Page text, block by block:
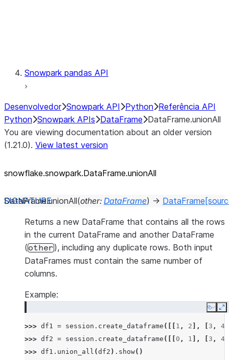
Snowpark pandas API
Desenvolvedor Snowpark API Python Referência API
Python Snowpark APIs DataFrame DataFrame.unionAll
You are viewing documentation about an older version
(1.21.0). View latest version
snowflake.snowpark.DataFrame.unionAll
DataFrame.unionAll(other: DataFrame) → DataFrame
Returns a new DataFrame that contains all the rows
in the current DataFrame and another DataFrame
(other), including any duplicate rows. Both input
DataFrames must contain the same number of
columns.
Example:
Copy
>>> df1 = session . create_dataframe ([[ 1 , 2 ], 3 , 4
>>> df2 = session . create_dataframe ([[ 0 , 1 ], 3 , 4
>>> df1 . union_all (df2 ) . show()